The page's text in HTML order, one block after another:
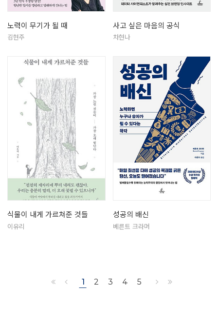
노력이 무기가 될 때
김현주
사고 싶은 마음의 공식
차현나
식물이 내게 가르쳐준 것들
이유리
성공의 배신
베른트 크라머
1 2 3 4 5